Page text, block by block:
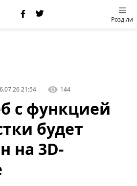
Розділи
21:54 144
с функцией
будет
на 3D-